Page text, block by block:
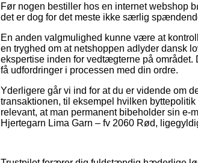
Før nogen bestiller hos en internet webshop
det er dog for det meste ikke særlig
En anden valgmulighed kunne være at
en tryghed om at netshoppen adlyder dansk
ekspertise inden for vedtægterne på
få udfordringer i processen med din ordre.
Yderligere går vi ind for at du er vidende om
transaktionen, til eksempel hvilken
relevant, at man permanent bibeholder sin e-
Hjertegarn Lima Garn – fv 2060 Rød,